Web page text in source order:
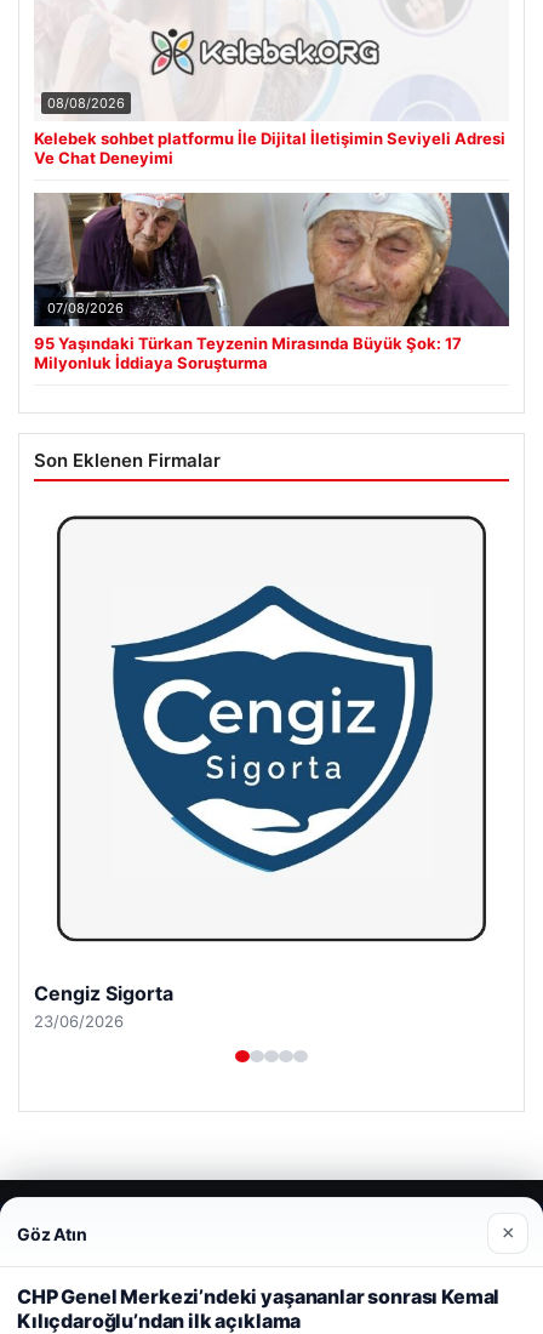
08/08/2026
Kelebek sohbet platformu İle Dijital İletişimin Seviyeli Adresi
Ve Chat Deneyimi
07/08/2026
95 Yaşındaki Türkan Teyzenin Mirasında Büyük Şok: 17
Milyonluk İddiaya Soruşturma
Son Eklenen Firmalar
Cengiz Sigorta
23/06/2026
Web sitemizi nasıl kullandığınızı daha iyi anlayabilmek,
deneyiminizi kişiselleştirmek ve geliştirmek amacıyla çerezler
kullanıyoruz.Çerez Politikamız
Reddet Kabul Et
Göz Atın ×
CHP Genel Merkezi’ndeki yaşananlar sonrası Kemal
Kılıçdaroğlu’ndan ilk açıklama
malta dil okulları|lemagrup.com.tr